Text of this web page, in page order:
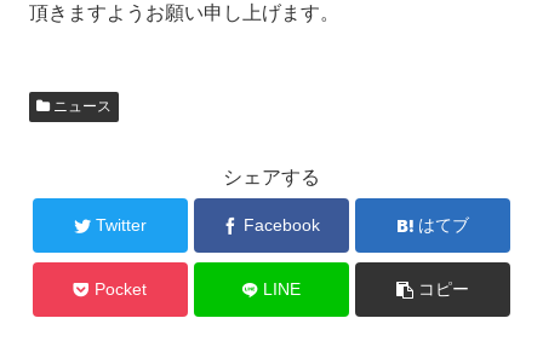
頂きますようお願い申し上げます。
ニュース
シェアする
Twitter Facebook はてブ
Pocket LINE コピー